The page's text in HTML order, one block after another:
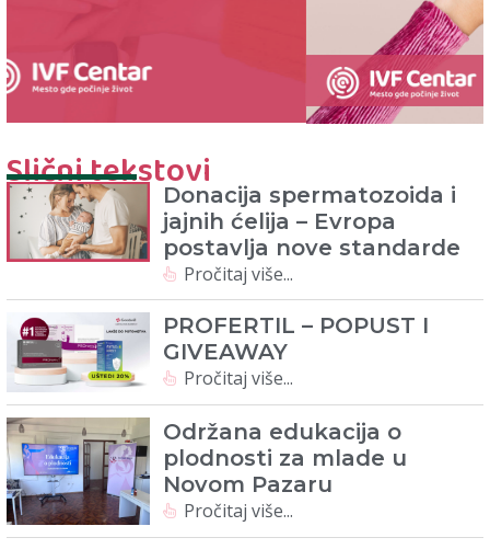
Slični tekstoviDonacija spermatozoida i
jajnih ćelija – Evropa
postavlja nove standarde
Pročitaj više...
PROFERTIL – POPUST I
GIVEAWAY
Pročitaj više...
Održana edukacija o
plodnosti za mlade u
Novom Pazaru
Pročitaj više...